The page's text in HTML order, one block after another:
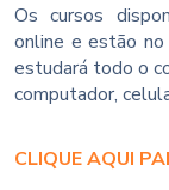
Os cursos
online e estão
estudará todo o
computador,
CLIQUE AQUI